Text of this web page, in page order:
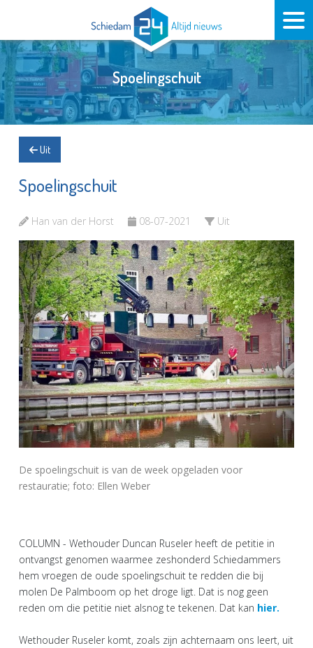
Spoelingschuit
Uit
Spoelingschuit
Han van der Horst 08-07-2021 Uit
De spoelingschuit is van de week opgeladen voor
restauratie; foto: Ellen Weber
COLUMN - Wethouder Duncan Ruseler heeft de petitie in
ontvangst genomen waarmee zeshonderd Schiedammers
hem vroegen de oude spoelingschuit te redden die bij
molen De Palmboom op het droge ligt. Dat is nog geen
reden om die petitie niet alsnog te tekenen. Dat kan hier.
Wethouder Ruseler komt, zoals zijn achternaam ons leert, uit